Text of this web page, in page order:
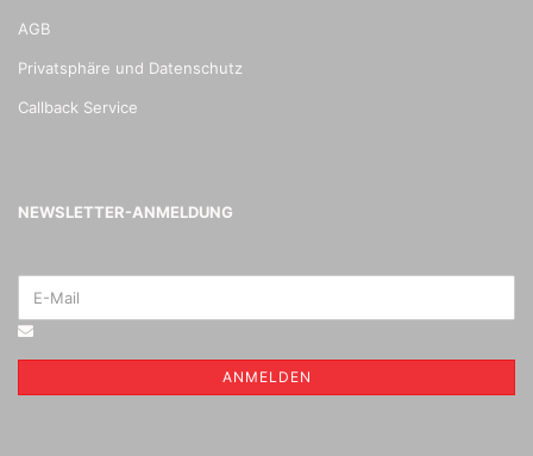
AGB
Privatsphäre und Datenschutz
Callback Service
NEWSLETTER-ANMELDUNG
ANMELDEN